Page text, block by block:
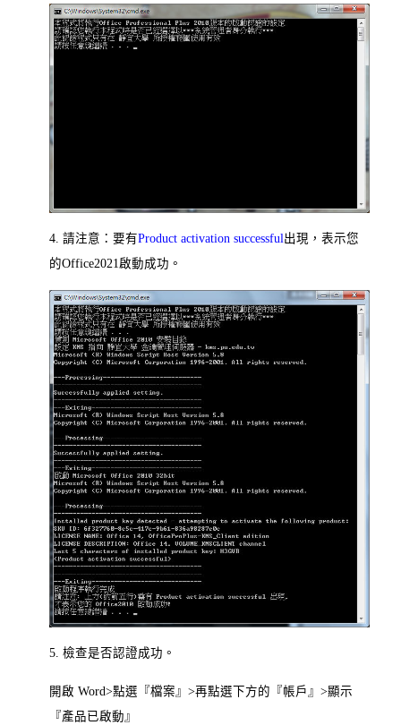
4. 請注意：要有Product activation successful 出現，表示您
的Office2021啟動成功。
5. 檢查是否認證成功。
開啟 Word>點選『檔案』>再點選下方的『帳戶』>顯示
『產品已啟動』